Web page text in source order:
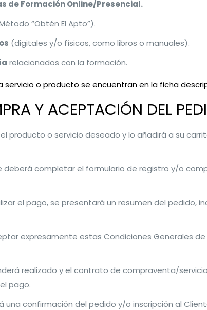
de Formación Online/Presencial.
“Obtén El Apto”).
(digitales y/o físicos, como libros o manuales).
relacionados con la formación.
o producto se encuentran en la ficha
Y ACEPTACIÓN DEL
producto o servicio deseado y lo añadirá a su
deberá completar el formulario de registro y/o
el pago, se presentará un resumen del pedido,
expresamente estas Condiciones Generales
realizado y el contrato de compraventa/
pago.
una confirmación del pedido y/o inscripción al